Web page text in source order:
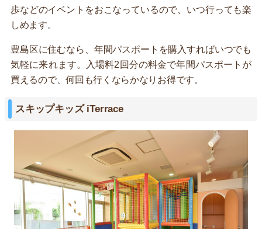
歩などのイベントをおこなっているので、いつ行っても楽
しめます。
豊島区に住むなら、年間パスポートを購入すればいつでも
気軽に来れます。入場料2回分の料金で年間パスポートが
買えるので、何回も行くならかなりお得です。
スキップキッズ iTerrace